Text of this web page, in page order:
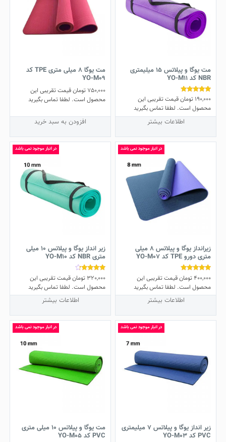
مت یوگا و پیلاتس 15 میلیمتری
NBR کد YO-M11
نمره
5.00
از 5
190,000 تومانقیمت تقریبی این
محصول است. لطفا تماس بگیرید
اطلاعات بیشتر
مت یوگا 8 میلی متری TPE کد
YO-M09
750,000 تومانقیمت تقریبی این
محصول است. لطفا تماس بگیرید
افزودن به سبد خرید
در انبار موجود نمی باشد
زیرانداز یوگا و پیلاتس 8 میلی
متری دورو TPE کد YO-M07
نمره
4.86
از 5
400,000 تومانقیمت تقریبی این
محصول است. لطفا تماس بگیرید
اطلاعات بیشتر
در انبار موجود نمی باشد
زیر انداز یوگا و پیلاتس 10 میلی
متری NBR کد YO-M10
نمره
4.00
از 5
320,000 تومانقیمت تقریبی این
محصول است. لطفا تماس بگیرید
اطلاعات بیشتر
در انبار موجود نمی باشد
زیر انداز یوگا و پیلاتس 7 میلیمتری
PVC کد YO-M03
در انبار موجود نمی باشد
مت یوگا و پیلاتس 10 میلی متری
PVC کد YO-M05